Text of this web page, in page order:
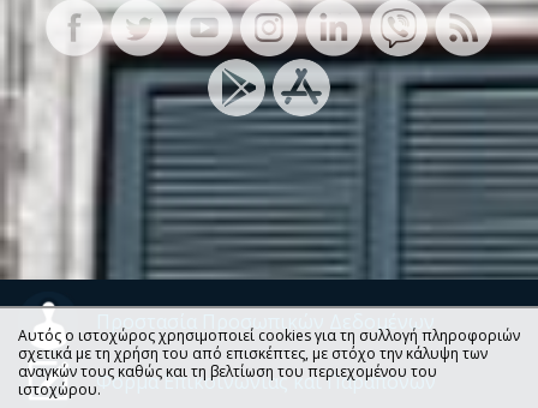
Προστασία Προσωπικών Δεδομένων
Φόρμα Επικοινωνίας και Παραπόνων
Αυτός ο ιστοχώρος χρησιμοποιεί cookies για τη συλλογή πληροφοριών
σχετικά με τη χρήση του από επισκέπτες, με στόχο την κάλυψη των
αναγκών τους καθώς και τη βελτίωση του περιεχομένου του
ιστοχώρου.